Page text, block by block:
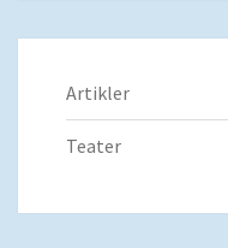
Artikler
Teater